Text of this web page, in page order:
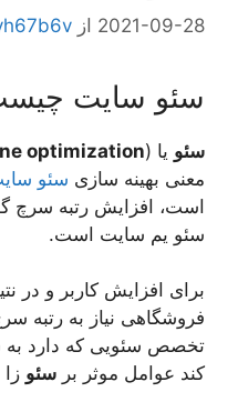
2021-09-28 از
سئو سایت
سئو یا optimization
معنی بهینه سازی سئو
است، افزایش رتبه سرچ
سئو یم سایت است.
برای افزایش کاربر و در
فروشگاهی نیاز به رتبه
تخصص سئویی که دارد به
کند عوامل موثر بر سئو